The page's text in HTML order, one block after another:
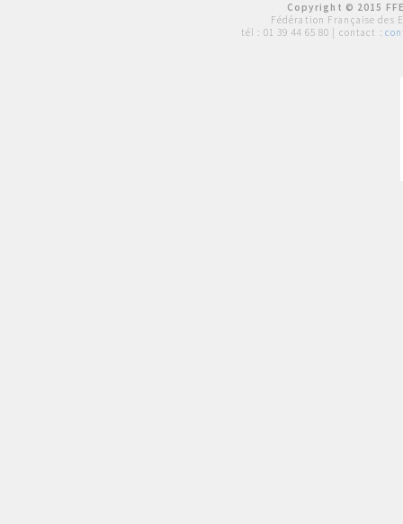
Copyright © 2015
Fédération Française des
tél : 01 39 44 65 80 | contact :